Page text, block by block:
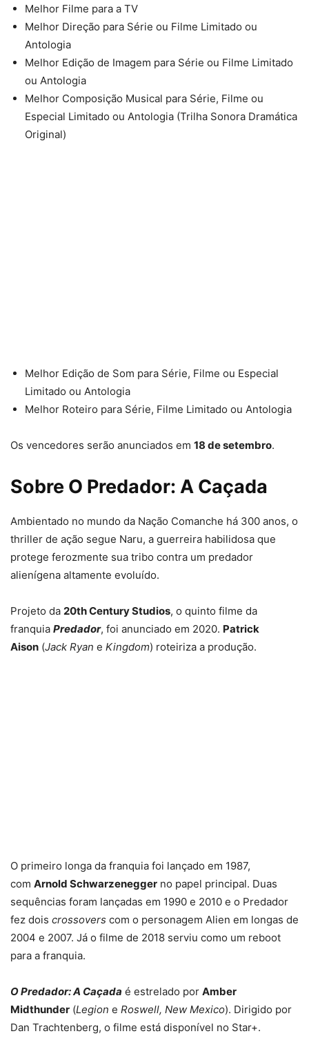
Melhor Filme para a TV
Melhor Direção para Série ou Filme Limitado ou
Antologia
Melhor Edição de Imagem para Série ou Filme Limitado
ou Antologia
Melhor Composição Musical para Série, Filme ou
Especial Limitado ou Antologia (Trilha Sonora Dramática
Original)
Melhor Edição de Som para Série, Filme ou Especial
Limitado ou Antologia
Melhor Roteiro para Série, Filme Limitado ou Antologia
Os vencedores serão anunciados em 18 de setembro.
Sobre O Predador: A Caçada
Ambientado no mundo da Nação Comanche há 300 anos, o
thriller de ação segue Naru, a guerreira habilidosa que
protege ferozmente sua tribo contra um predador
alienígena altamente evoluído.
Projeto da 20th Century Studios, o quinto filme da
franquia Predador, foi anunciado em 2020. Patrick
Aison (Jack Ryan e Kingdom) roteiriza a produção.
O primeiro longa da franquia foi lançado em 1987,
com Arnold Schwarzenegger no papel principal. Duas
sequências foram lançadas em 1990 e 2010 e o Predador
fez dois crossovers com o personagem Alien em longas de
2004 e 2007. Já o filme de 2018 serviu como um reboot
para a franquia.
O Predador: A Caçada é estrelado por Amber
Midthunder (Legion e Roswell, New Mexico). Dirigido por
Dan Trachtenberg, o filme está disponível no Star+.